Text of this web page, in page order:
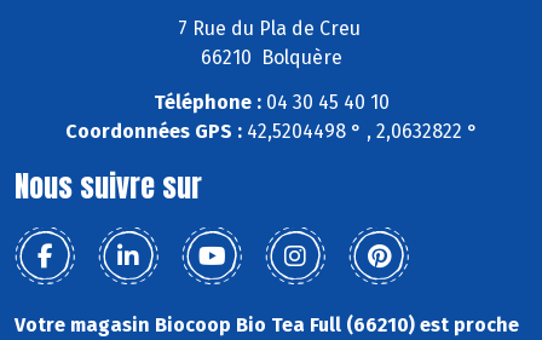
7 Rue du Pla de Creu
66210 Bolquère
Téléphone :04 30 45 40 10
Coordonnées GPS :42,5204498 ° , 2,0632822 °
Nous suivre sur
Votre magasin Biocoop Bio Tea Full (66210) est proche